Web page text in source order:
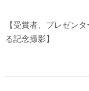
【受賞者、プレゼン
る記念撮影】